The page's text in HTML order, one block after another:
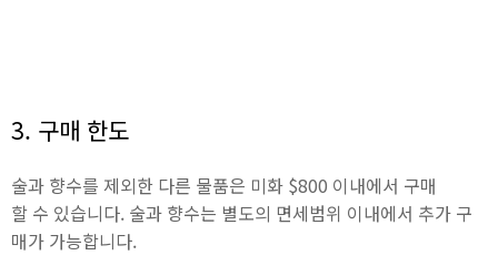
3. 구매 한도
술과 향수를 제외한 다른 물품은 미화 $800 이내에서 구매
할 수 있습니다. 술과 향수는 별도의 면세범위 이내에서 추가 구
매가 가능합니다.